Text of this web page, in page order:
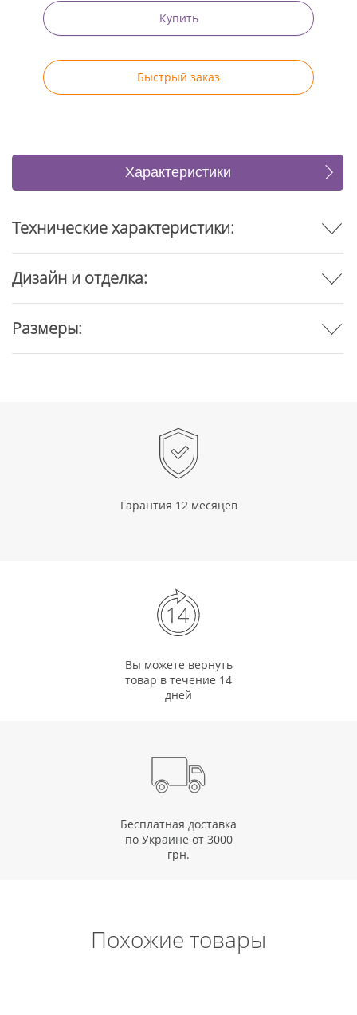
Купить
Быстрый заказ
Характеристики
Отзывы
Технические характеристики:
Дизайн и отделка:
Размеры:
Гарантия 12 месяцев
Вы можете вернуть
товар в течение 14
дней
Бесплатная доставка
по Украине от 3000
грн.
Похожие товары